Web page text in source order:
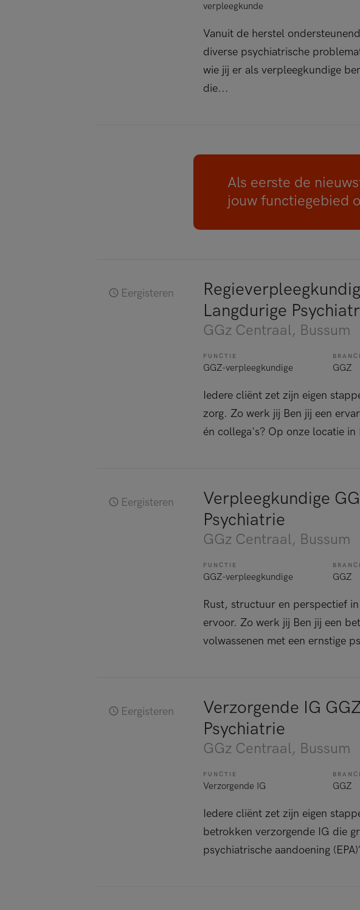
verpleegkunde
Vanuit de herstel
diverse psychiatrische
wie jij er als verpleegkundige
die...
Als eerste de
jouw functiegebied
Eergisteren
Langdurige
GGz Centraal, Bussum
FUNCTIE
GGZ-verpleegkundige GGZ
Iedere cliënt zet zijn eigen
zorg. Zo werk jij Ben jij een
én collega's? Op onze locatie
Eergisteren
Verpleegkundige
Psychiatrie
GGz Centraal, Bussum
FUNCTIE
GGZ-verpleegkundige GGZ
Rust, structuur en perspectief
ervoor. Zo werk jij Ben jij een
volwassenen met een ernstige
Eergisteren
Verzorgende IG
Psychiatrie
GGz Centraal, Bussum
FUNCTIE
Verzorgende IG GGZ
Iedere cliënt zet zijn eigen
betrokken verzorgende IG die
psychiatrische aandoening